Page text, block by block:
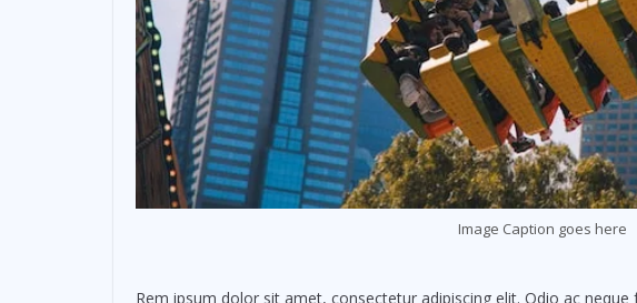
Image Caption goes here
Rem ipsum dolor sit amet, consectetur adipiscing elit. Odio ac